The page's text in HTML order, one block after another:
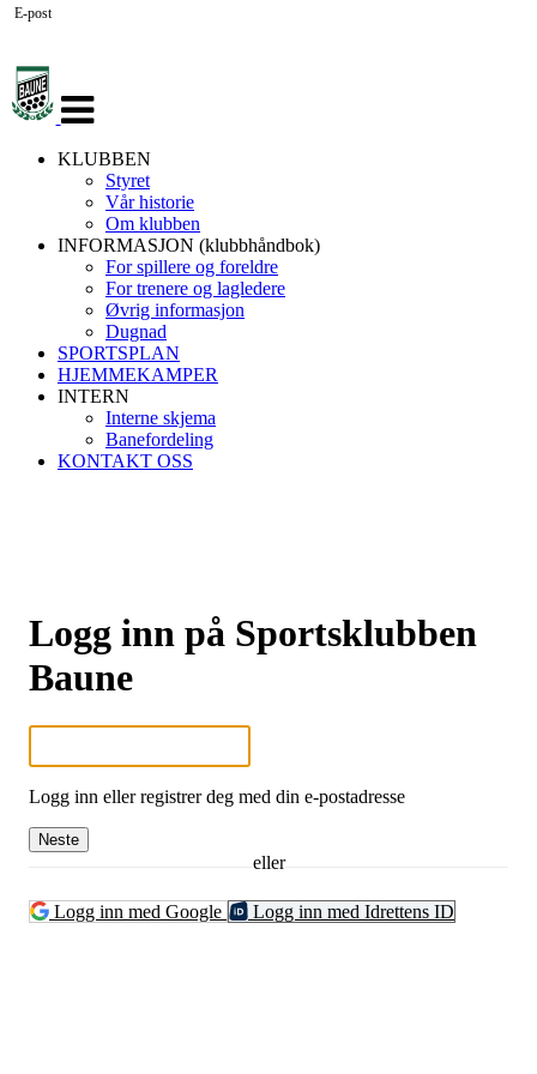
navigasjon
KLUBBEN
Styret
Vår historie
Om klubben
INFORMASJON (klubbhåndbok)
For spillere og foreldre
For trenere og lagledere
Øvrig informasjon
Dugnad
SPORTSPLAN
HJEMMEKAMPER
INTERN
Interne skjema
Banefordeling
KONTAKT OSS
Logg inn på Sportsklubben
Baune
E-post
Logg inn eller registrer deg med din e-postadresse
Neste
eller
Logg inn med Google Logg inn med Idrettens ID